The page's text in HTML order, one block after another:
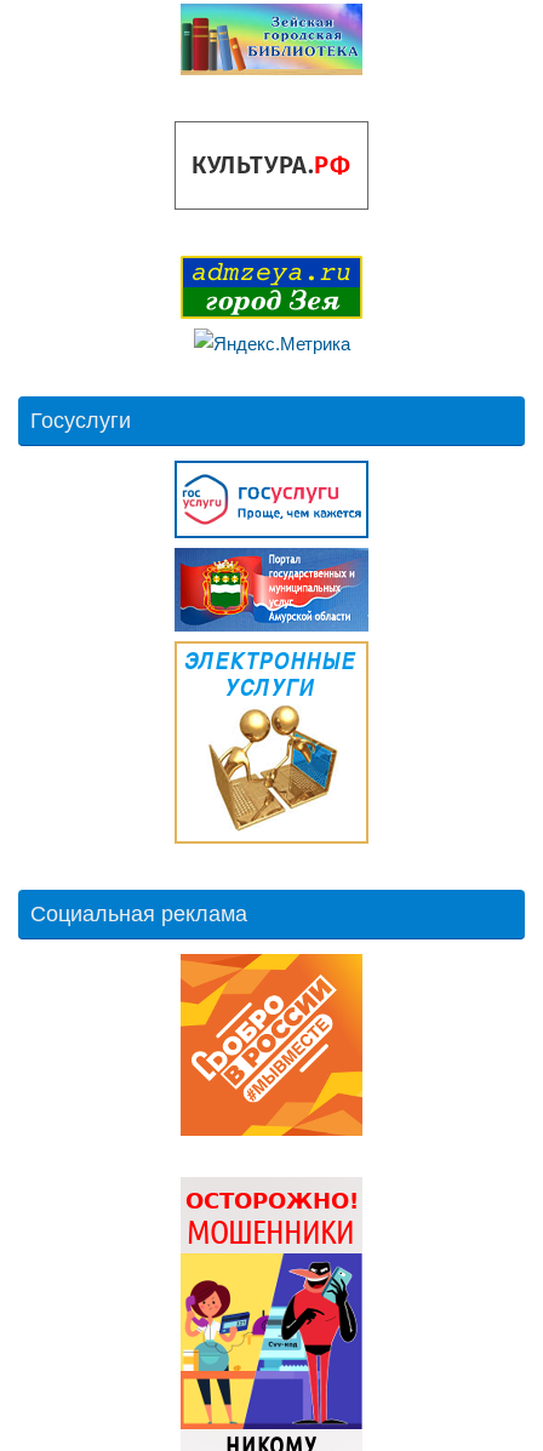
Госуслуги
Социальная реклама